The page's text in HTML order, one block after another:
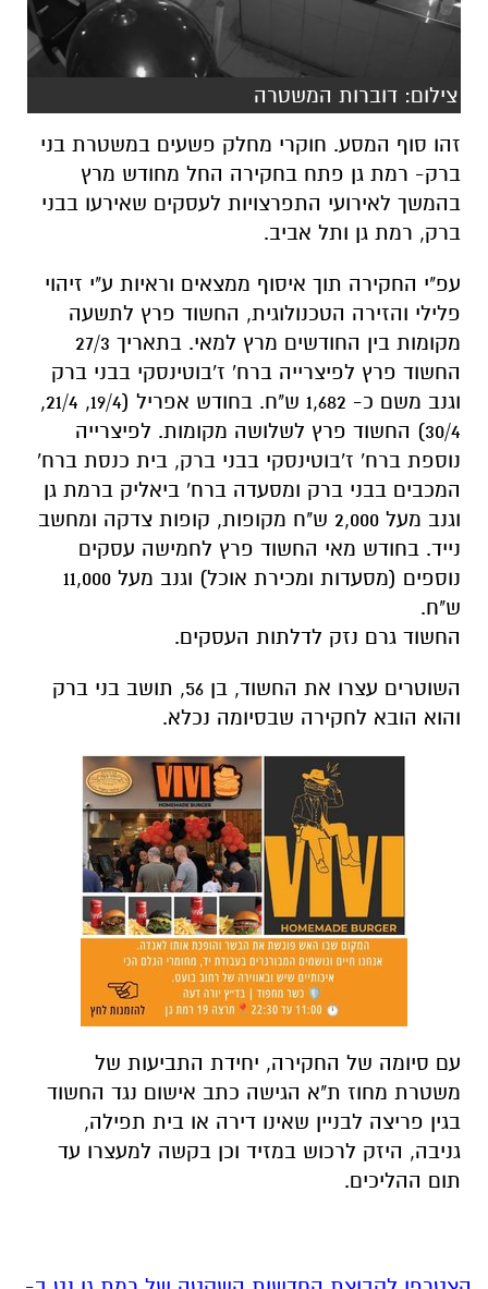
זהו סוף המסע. חוקרי מחלק פשעים במשטרת בני
ברק- רמת גן פתח בחקירה החל מחודש מרץ
בהמשך לאירועי התפרצויות לעסקים שאירעו בבני
עפ"י החקירה תוך איסוף ממצאים וראיות ע"י זיהוי
פלילי והזירה הטכנולוגית, החשוד פרץ לתשעה
30/4) החשוד פרץ לשלושה מקומות. לפיצרייה
נוספת ברח' ז'בוטינסקי בבני ברק, בית כנסת ברח'
המכבים בבני ברק ומסעדה ברח' ביאליק ברמת גן
וגנב מעל 2,000 ש"ח מקופות, קופות צדקה ומחשב
נייד. בחודש מאי החשוד פרץ לחמישה עסקים
נוספים (מסעדות ומכירת אוכל) וגנב מעל 11,000
ש"ח.
החשוד גרם נזק לדלתות העסקים.
השוטרים עצרו את החשוד, בן 56, תושב בני ברק
והוא הובא לחקירה שבסיומה נכלא.
עם סיומה של החקירה, יחידת התביעות של
משטרת מחוז ת"א הגישה כתב אישום נגד החשוד
בגין פריצה לבניין שאינו דירה או בית תפילה,
תום ההליכים.
הצטרפו לקבוצת החדשות השקטה של רמת גן נט ב-